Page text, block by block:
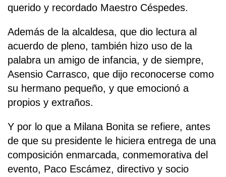
querido y recordado Maestro Céspedes.
Además de la alcaldesa, que dio lectura al
acuerdo de pleno, también hizo uso de la
palabra un amigo de infancia, y de siempre,
Asensio Carrasco, que dijo reconocerse como
su hermano pequeño, y que emocionó a
propios y extraños.
Y por lo que a Milana Bonita se refiere, antes
de que su presidente le hiciera entrega de una
composición enmarcada, conmemorativa del
evento, Paco Escámez, directivo y socio